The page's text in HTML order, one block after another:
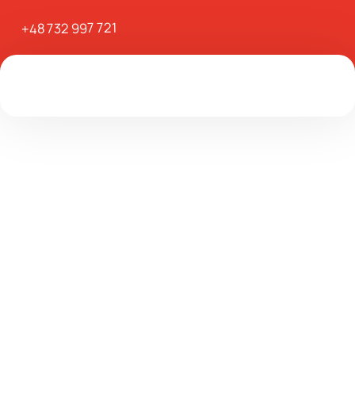
+48 732 997 721